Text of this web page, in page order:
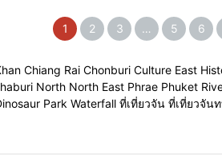
people/Aiyara-
Map :
ร์ท Vanilla Resort Halal
Facebook
: https://
Facebook ร้
เอ็มจี อยุทยา
913888
1 2 3 … 5 6
Chiang Rai Chonburi Culture East
North North East Phrae Phuket
Park Waterfall ที่เที่ยวจัน ที่เที่ย